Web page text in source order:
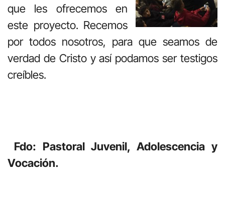
que les ofrecemos en
este proyecto. Recemos
por todos nosotros, para que seamos de
verdad de Cristo y así podamos ser testigos
creíbles.
Fdo: Pastoral Juvenil, Adolescencia y
Vocación.